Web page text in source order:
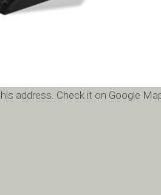
address. Check it on Google